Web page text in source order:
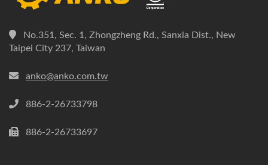
No.351, Sec. 1, Zhongzheng Rd., Sanxia Dist., New
Taipei City 237, Taiwan
anko@anko.com.tw
886-2-26733798
886-2-26733697